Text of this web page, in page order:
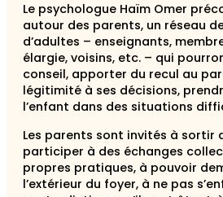
Le psychologue Haïm Omer
autour des parents, un réseau
d’adultes – enseignants,
élargie, voisins, etc. – qui
conseil, apporter du recul au
légitimité à ses décisions,
l’enfant dans des situations
Les parents sont invités à sortir
participer à des échanges
propres pratiques, à pouvoir
l’extérieur du foyer, à ne pas